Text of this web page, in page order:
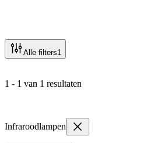
Alle filters1
1 - 1 van 1 resultaten
Infraroodlampen